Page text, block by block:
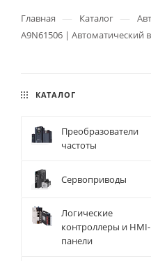
Главная — Каталог —
A9N61506 | Автоматический
КАТАЛОГ
Преобразователи
частоты
Сервоприводы
Логические
контроллеры и HMI-
панели